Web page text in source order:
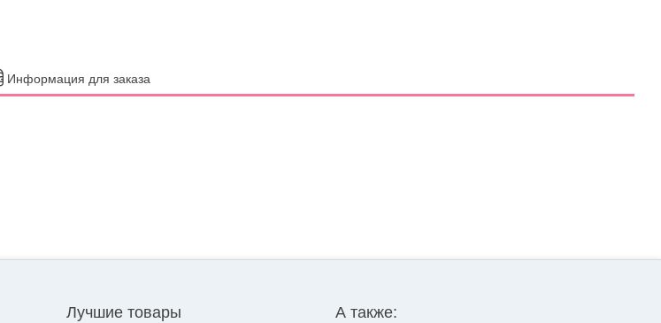
Информация для заказа
Лучшие товары А также: